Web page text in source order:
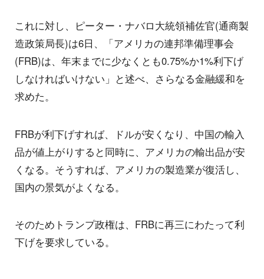
これに対し、ピーター・ナバロ大統領補佐官(通商製
造政策局長)は6日、「アメリカの連邦準備理事会
(FRB)は、年末までに少なくとも0.75%か1%利下げ
しなければいけない」と述べ、さらなる金融緩和を
求めた。
FRBが利下げすれば、ドルが安くなり、中国の輸入
品が値上がりすると同時に、アメリカの輸出品が安
くなる。そうすれば、アメリカの製造業が復活し、
国内の景気がよくなる。
そのためトランプ政権は、FRBに再三にわたって利
下げを要求している。